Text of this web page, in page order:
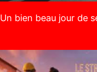
Un bien beau jour de